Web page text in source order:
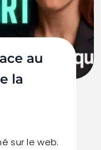
au
la
sur le web.